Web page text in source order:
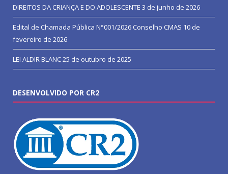
DIREITOS DA CRIANÇA E DO ADOLESCENTE 3 de junho de 2026
Edital de Chamada Pública N°001/2026 Conselho CMAS 10 de
fevereiro de 2026
LEI ALDIR BLANC25 de outubro de 2025
DESENVOLVIDO POR CR2